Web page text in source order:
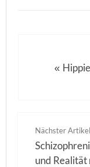
«
Nächster
und Realität